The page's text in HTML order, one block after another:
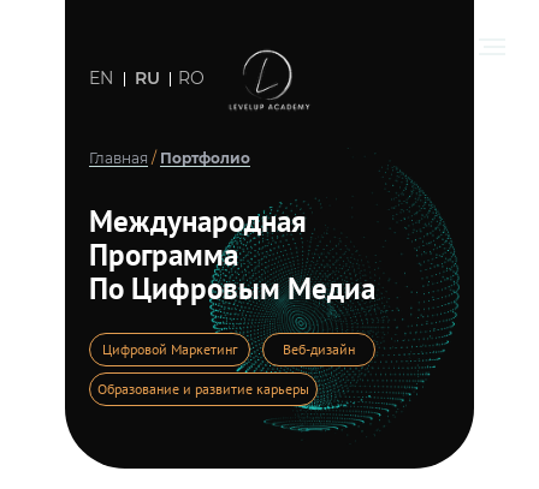
Международная
Программа
По Цифровым Медиа
EN RO
RU
Цифровой Маркетинг
Главная / Портфолио
Образование и развитие карьеры
Веб-дизайн